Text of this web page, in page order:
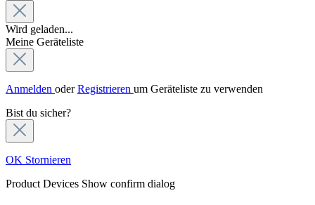
Wird geladen...
Meine Geräteliste
Anmelden oderRegistrieren um Geräteliste zu verwenden
Bist du sicher?
OK Stornieren
Product Devices Show confirm dialog